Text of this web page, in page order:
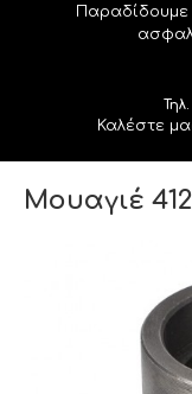
Παραδίδουμε
Καλέστε
Μουαγιέ